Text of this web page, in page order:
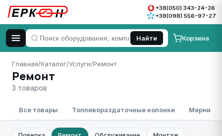
+38(050) 343-24-26
+38(098) 556-97-27
Найти Корзина
Главная/Каталог/Услуги/Ремонт
Ремонт
3 товаров
Все товары Топливораздаточные колонки Мерники